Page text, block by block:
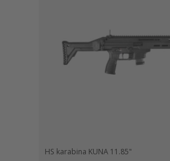
HS karabina KUNA 11.85"